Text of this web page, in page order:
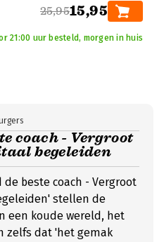
25,9515,95
21:00 uur besteld, morgen in huis
coach - Vergroot
begeleiden
beste coach - Vergroot
stellen de
een koude wereld, het
zelfs dat 'het gemak